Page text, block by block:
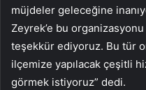
müjdeler geleceğine
Zeyrek’e bu
teşekkür ediyoruz. Bu tür
ilçemize yapılacak çeşitli
görmek istiyoruz” dedi.